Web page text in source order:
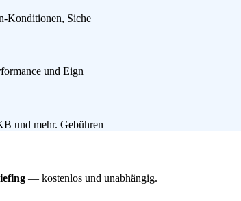
Konditionen, Siche
und Eign
und mehr. Gebühren
— kostenlos und unabhängig.